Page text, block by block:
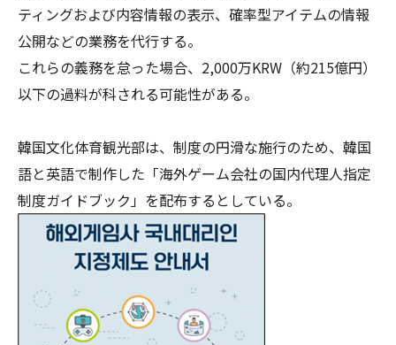
ティングおよび内容情報の表示、確率型アイテムの情報
公開などの業務を代行する。
これらの義務を怠った場合、2,000万KRW（約215億円）
以下の過料が科される可能性がある。
韓国文化体育観光部は、制度の円滑な施行のため、韓国
語と英語で制作した「海外ゲーム会社の国内代理人指定
制度ガイドブック」を配布するとしている。